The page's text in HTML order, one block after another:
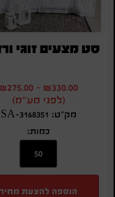
סט מצעים זוגי
₪330.00
-
₪275.00
(לפני מע"מ)
מק"ט: SA-3168351
כמות:
הוספה להצעת מחיר